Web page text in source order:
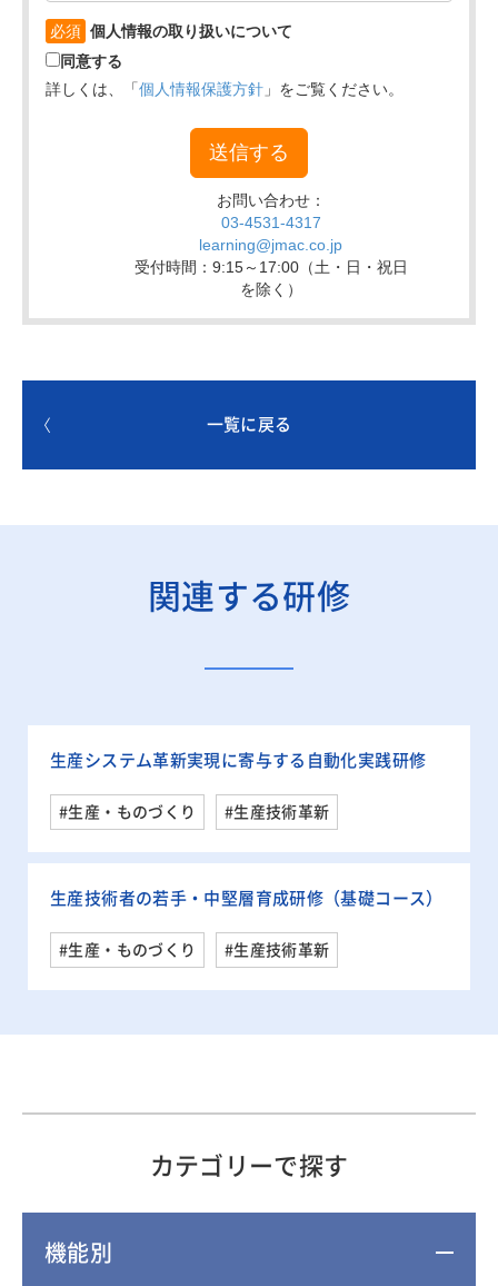
一覧に戻る
関連する研修
生産システム革新実現に寄与する自動化実践研修
#生産・ものづくり #生産技術革新
生産技術者の若手・中堅層育成研修（基礎コース）
#生産・ものづくり #生産技術革新
カテゴリーで探す
機能別